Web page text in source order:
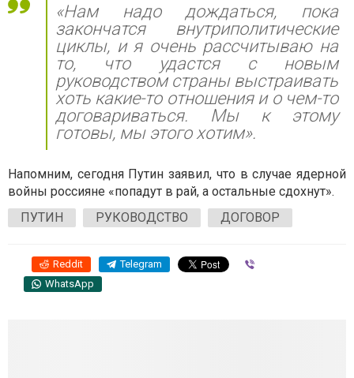
«Нам надо дождаться, пока
закончатся внутриполитические
циклы, и я очень рассчитываю на
то, что удастся с новым
руководством страны выстраивать
хоть какие-то отношения и о чем-то
договариваться. Мы к этому
готовы, мы этого хотим».
Напомним, сегодня Путин заявил, что в случае ядерной
войны россияне «попадут в рай, а остальные сдохнут».
ПУТИН
РУКОВОДСТВО ДОГОВОР
Reddit Telegram
WhatsApp